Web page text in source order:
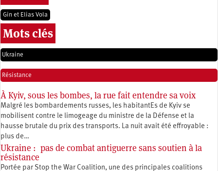
Gin et Elias Vola
Mots clés
Ukraine
Résistance
À Kyiv, sous les bombes, la rue fait entendre sa voix
Malgré les bombardements russes, les habitantEs de Kyiv se
mobilisent contre le limogeage du ministre de la Défense et la
hausse brutale du prix des transports. La nuit avait été effroyable :
plus de…
Ukraine : pas de combat antiguerre sans soutien à la
résistance
Portée par Stop the War Coalition, une des principales coalitions